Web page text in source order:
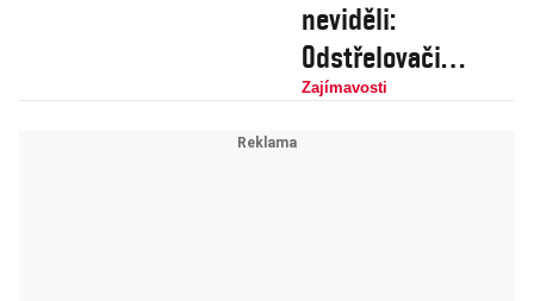
neviděli:
Odstřelovači
Sovětského svazu
Zajímavosti